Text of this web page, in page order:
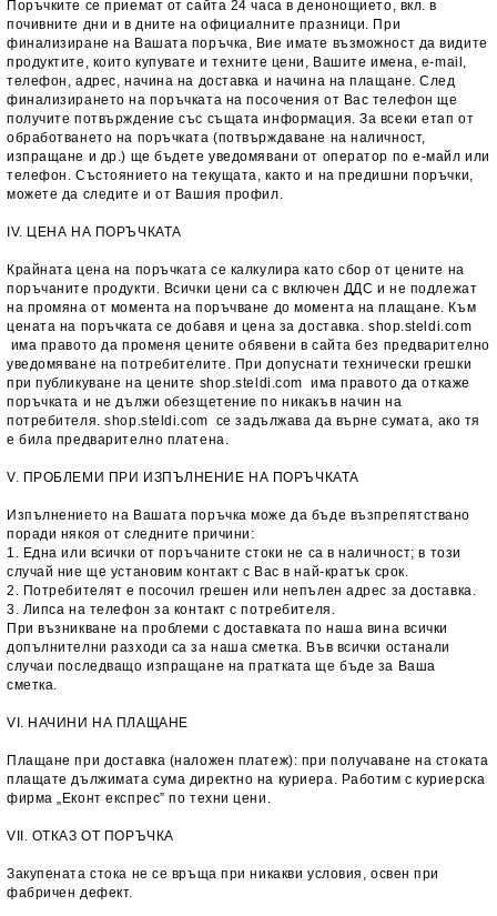
Поръчките се приемат от сайта 24 часа в денонощието, вкл. в
почивните дни и в дните на официалните празници. При
финализиране на Вашата поръчка, Вие имате възможност да видите
продуктите, които купувате и техните цени, Вашите имена, e-mail,
телефон, адрес, начинa на доставка и начина на плащане. След
финализирането на поръчката на посочения от Вас телефон ще
получите потвърждение със същата информация. За всеки етап от
обработването на поръчката (потвърждаване на наличност,
изпращане и др.) ще бъдете уведомявани от оператор по е-майл или
телефон. Състоянието на текущата, както и на предишни поръчки,
можете да следите и от Вашия профил.
IV. ЦЕНА НА ПОРЪЧКАТА
Крайната цена на поръчката се калкулира като сбор от цените на
поръчаните продукти. Всички цени са с включен ДДС и не подлежат
на промяна от момента на поръчване до момента на плащане. Към
цената на поръчката се добавя и цена за доставка. shop.steldi.com
има правото да променя цените обявени в сайта без предварително
уведомяване на потребителите. При допуснати технически грешки
при публикуване на цените shop.steldi.com има правото да откаже
поръчката и не дължи обезщетение по никакъв начин на
потребителя. shop.steldi.com се задължава да върне сумата, ако тя
е била предварително платена.
V. ПРОБЛЕМИ ПРИ ИЗПЪЛНЕНИЕ НА ПОРЪЧКАТА
Изпълнението на Вашата поръчка може да бъде възпрепятствано
поради някоя от следните причини:
1. Една или всички от поръчаните стоки не са в наличност; в този
случай ние ще установим контакт с Вас в най-кратък срок.
2. Потребителят е посочил грешен или непълен адрес за доставка.
3. Липса на телефон за контакт с потребителя.
При възникване на проблеми с доставката по наша вина всички
допълнителни разходи са за наша сметка. Във всички останали
случаи последващо изпращане на пратката ще бъде за Ваша
сметка.
VI. НАЧИНИ НА ПЛАЩАНЕ
Плащане при доставка (наложен платеж): при получаване на стоката
плащате дължимата сума директно на куриера. Работим с куриерска
фирма „Еконт експрес” по техни цени.
VII. ОТКАЗ ОТ ПОРЪЧКА
Закупената стока не се връща при никакви условия, освен при
фабричен дефект.